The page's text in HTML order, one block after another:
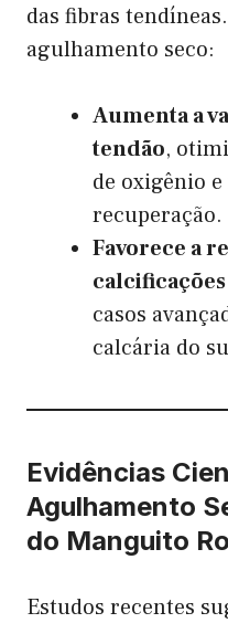
das fibras
agulhamento seco:
Aumenta a
tendão,
de oxigênio
recuperação.
Favorece a
casos
calcária do
Evidências
Agulhamento
do Manguito
Estudos recentes